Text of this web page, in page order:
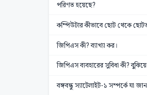
পরিণত হয়েছে?
কম্পিউটার কীভাবে ছোট থেকে
জিপিএস কী? ব্যাখ্যা কর।
জিপিএস ব্যবহারের সুবিধা কী?
বঙ্গবন্ধু স্যাটেলাইট-১ সম্পর্কে যা